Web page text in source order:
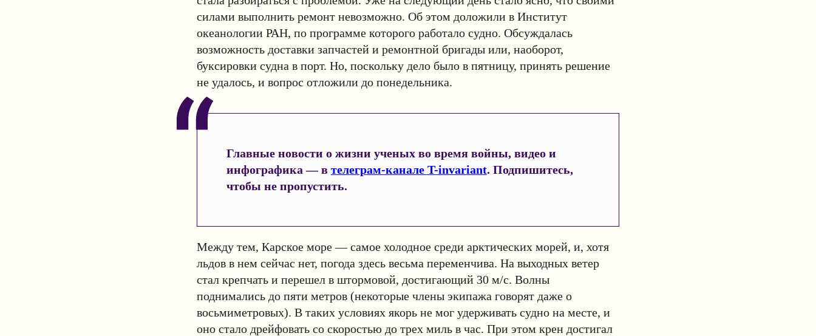
силами выполнить ремонт невозможно. Об этом доложили в Институт
океанологии РАН, по программе которого работало судно. Обсуждалась
возможность доставки запчастей и ремонтной бригады или, наоборот,
буксировки судна в порт. Но, поскольку дело было в пятницу, принять решение
не удалось, и вопрос отложили до понедельника.
Главные новости о жизни ученых во время войны, видео и
инфографика — в телеграм-канале T-invariant. Подпишитесь,
чтобы не пропустить.
Между тем, Карское море — самое холодное среди арктических морей, и, хотя
льдов в нем сейчас нет, погода здесь весьма переменчива. На выходных ветер
стал крепчать и перешел в штормовой, достигающий 30 м/с. Волны
поднимались до пяти метров (некоторые члены экипажа говорят даже о
восьмиметровых). В таких условиях якорь не мог удерживать судно на месте, и
оно стало дрейфовать со скоростью до трех миль в час. При этом крен достигал